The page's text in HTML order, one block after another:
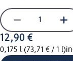
12,90 €
0,175 l (73,71 € / 1 l)